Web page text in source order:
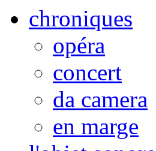
chroniques
opéra
concert
da camera
en marge